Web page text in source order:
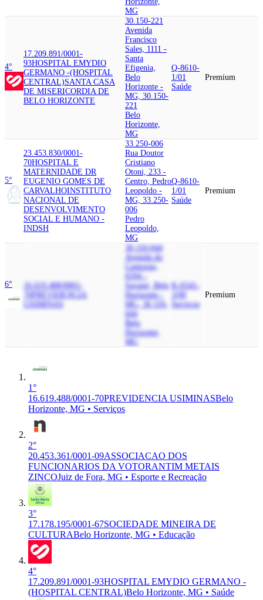
MG
4°
17.209.891/0001-
93HOSPITAL EMYDIO
GERMANO -(HOSPITAL
CENTRAL)SANTA CASA
DE MISERICORDIA DE
BELO HORIZONTE
30.150-221
Avenida
Francisco
Sales, 1111 -
Santa
Efigenia,
Belo
Horizonte -
MG, 30.150-
221
Belo
Horizonte,
MG
Q-8610-
1/01
Saúde
Premium
5°
23.453.830/0001-
70HOSPITAL E
MATERNIDADE DR
EUGENIO GOMES DE
CARVALHOINSTITUTO
NACIONAL DE
DESENVOLVIMENTO
SOCIAL E HUMANO -
INDSH
33.250-006
Rua Doutor
Cristiano
Otoni, 233 -
Centro, Pedro
Leopoldo -
MG, 33.250-
006
Pedro
Leopoldo,
MG
Q-8610-
1/01
Saúde
Premium
6°
16.619.488/0001-
70PREVIDENCIA
USIMINAS
30.110-044
Avenida do
Contorno,
6594 -
Savassi, Belo
Horizonte -
MG, 30.110-
044
Belo
Horizonte,
MG
K-6541-
3/00
Serviços
Premium
1°
16.619.488/0001-70PREVIDENCIA USIMINASBelo
Horizonte, MG • Serviços
2°
20.453.361/0001-09ASSOCIACAO DOS
FUNCIONARIOS DA VOTORANTIM METAIS
ZINCOJuiz de Fora, MG • Esporte e Recreação
3°
17.178.195/0001-67SOCIEDADE MINEIRA DE
CULTURABelo Horizonte, MG • Educação
4°
17.209.891/0001-93HOSPITAL EMYDIO GERMANO -
(HOSPITAL CENTRAL)Belo Horizonte, MG • Saúde